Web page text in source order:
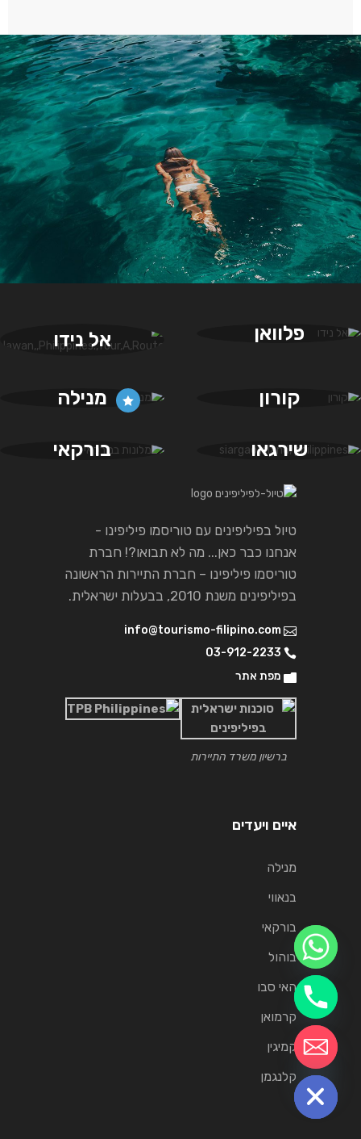
פלוואן אל נידו
קורון מנילה
שירגאו בורקאי
טיול בפיליפינים עם טוריסמו פיליפינו -
אנחנו כבר כאן... מה לא תבואו?! חברת
טוריסמו פיליפינו – חברת התיירות הראשונה
בפיליפינים משנת 2010, בבעלות ישראלית.
info@tourismo-filipino.com
03-912-2233
מפת אתר
ברשיון משרד התיירות
איים ויעדים
מנילה
בנאווי
בורקאי
בוהול
האי סבו
קרמואן
קמיגין
קלנגמן
Hide
chaty